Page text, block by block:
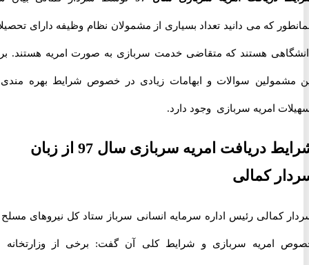
که می دانید تعداد بسیاری از مشمولان نظام وظیفه دارای تحصیلات
هستند که متقاضی خدمت سربازی به صورت امریه هستند. برای
سوالات و ابهامات زیادی در خصوص شرایط بهره مندی از
امریه سربازی وجود دارد.
شرایط دریافت امریه سربازی سال 97 از زبان
کمالی
کمالی رئیس اداره سرمایه انسانی سرباز ستاد کل نیروهای مسلح در
امریه سربازی و شرایط کلی آن گفت: برخی از وزارتخانه ها،